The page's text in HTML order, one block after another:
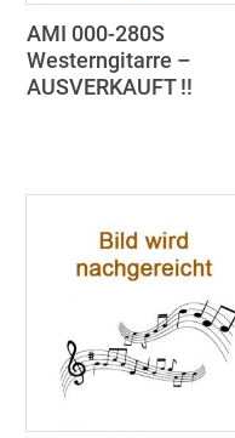
AMI 000-280S
Westerngitarre –
AUSVERKAUFT !!